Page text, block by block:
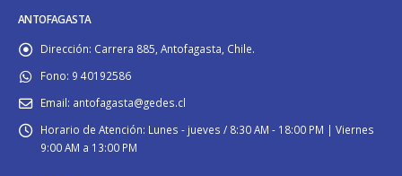
ANTOFAGASTA
Dirección: Carrera 885, Antofagasta, Chile.
Fono: 9 40192586
Email: antofagasta@gedes.cl
Horario de Atención: Lunes - jueves / 8:30 AM - 18:00 PM | Viernes
9:00 AM a 13:00 PM